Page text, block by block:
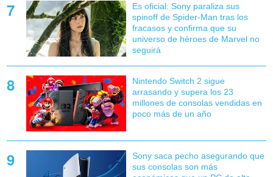
Es oficial: Sony paraliza sus
spinoff de Spider-Man tras los
fracasos y confirma que su
universo de héroes de Marvel no
seguirá
Nintendo Switch 2 sigue
arrasando y supera los 23
millones de consolas vendidas en
poco más de un año
Sony saca pecho asegurando que
sus consolas son más